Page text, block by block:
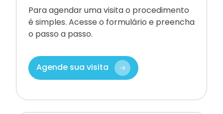
Para agendar uma visita o procedimento
é simples. Acesse o formulário e preencha
o passo a passo.
Agende sua visita